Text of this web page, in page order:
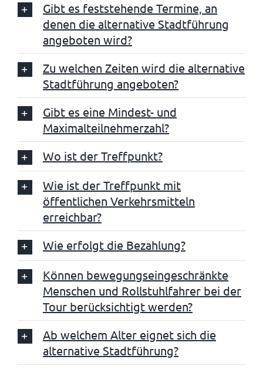
Gibt es feststehende Termine, an
denen die alternative Stadtführung
angeboten wird?
Zu welchen Zeiten wird die alternative
Stadtführung angeboten?
Gibt es eine Mindest- und
Maximalteilnehmerzahl?
Wo ist der Treffpunkt?
Wie ist der Treffpunkt mit
öffentlichen Verkehrsmitteln
erreichbar?
Wie erfolgt die Bezahlung?
Können bewegungseingeschränkte
Menschen und Rollstuhlfahrer bei der
Tour berücksichtigt werden?
Ab welchem Alter eignet sich die
alternative Stadtführung?